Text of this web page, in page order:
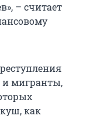
– считает
и мигранты,
как